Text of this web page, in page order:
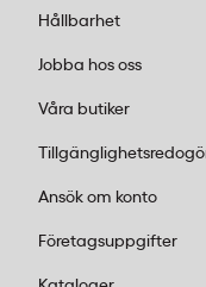
underlättar
framför
strukturera
innehåller
Hållbarhet
Jobba hos oss
Våra butiker
Ansök om konto
Företagsuppgifter